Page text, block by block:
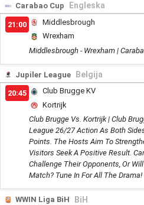
Carabao Cup
Engleska
21:00
Middlesbrough
Wrexham
Middlesbrough - Wrexham |
Jupiler League Belgija
20:45
Club Brugge KV
Kortrijk
Club Brugge Vs. Kortrijk | Club
League 26/27 Action As Both
Points. The Hosts Aim To
Visitors Seek A Positive Result.
Challenge Their Opponents, Or
Match? Tune In For All The
WWIN Liga BiH BiH